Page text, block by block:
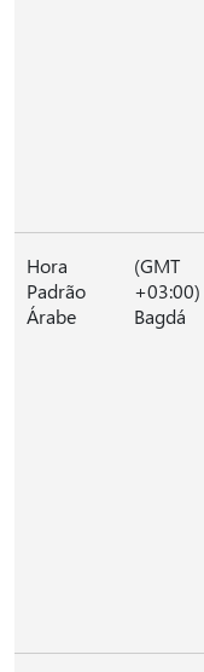
Hora
Padrão
Árabe
(GMT
+03:00)
Bagdá